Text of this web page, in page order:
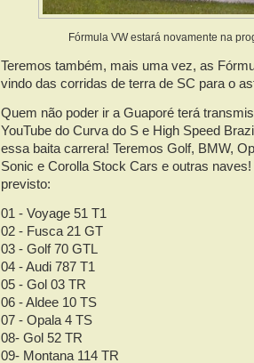
Fórmula VW estará novamente na
Teremos também, mais uma vez, as
vindo das corridas de terra de SC para o
Quem não poder ir a Guaporé terá
YouTube do Curva do S e High Speed
essa baita carrera! Teremos Golf, BMW,
Sonic e Corolla Stock Cars e outras
previsto:
01 - Voyage 51 T1
02 - Fusca 21 GT
03 - Golf 70 GTL
04 - Audi 787 T1
05 - Gol 03 TR
06 - Aldee 10 TS
07 - Opala 4 TS
08- Gol 52 TR
09- Montana 114 TR